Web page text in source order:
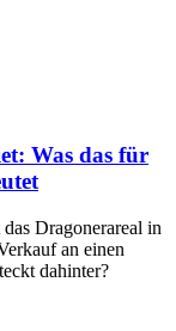
Was das für
Dragonerareal in
an einen
dahinter?